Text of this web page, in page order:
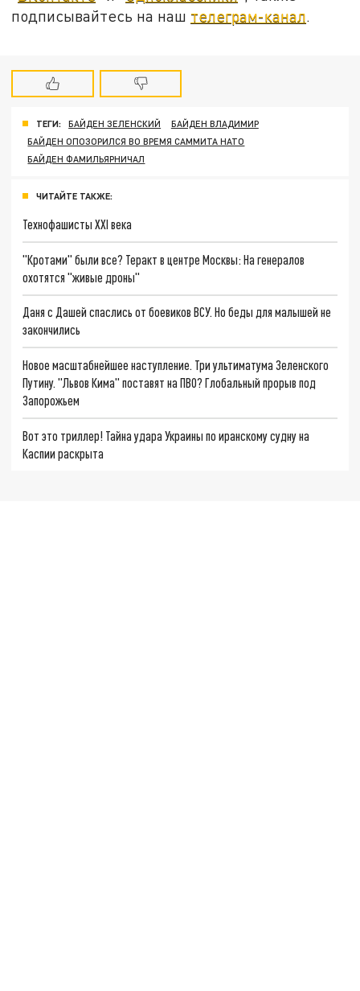
подписывайтесь на наш телеграм-канал
ТЕГИ: БАЙДЕН ЗЕЛЕНСКИЙ
БАЙДЕН ВЛАДИМИР
БАЙДЕН ОПОЗОРИЛСЯ ВО ВРЕМЯ САММИТА НАТО
БАЙДЕН ФАМИЛЬЯРНИЧАЛ
ЧИТАЙТЕ ТАКЖЕ:
Технофашисты XXI века
"Кротами" были все? Теракт в центре Москвы: На генералов
охотятся "живые дроны"
Даня с Дашей спаслись от боевиков ВСУ. Но беды для малышей не
закончились
Новое масштабнейшее наступление. Три ультиматума Зеленского
Путину. "Львов Кима" поставят на ПВО? Глобальный прорыв под
Запорожьем
Вот это триллер! Тайна удара Украины по иранскому судну на
Каспии раскрыта